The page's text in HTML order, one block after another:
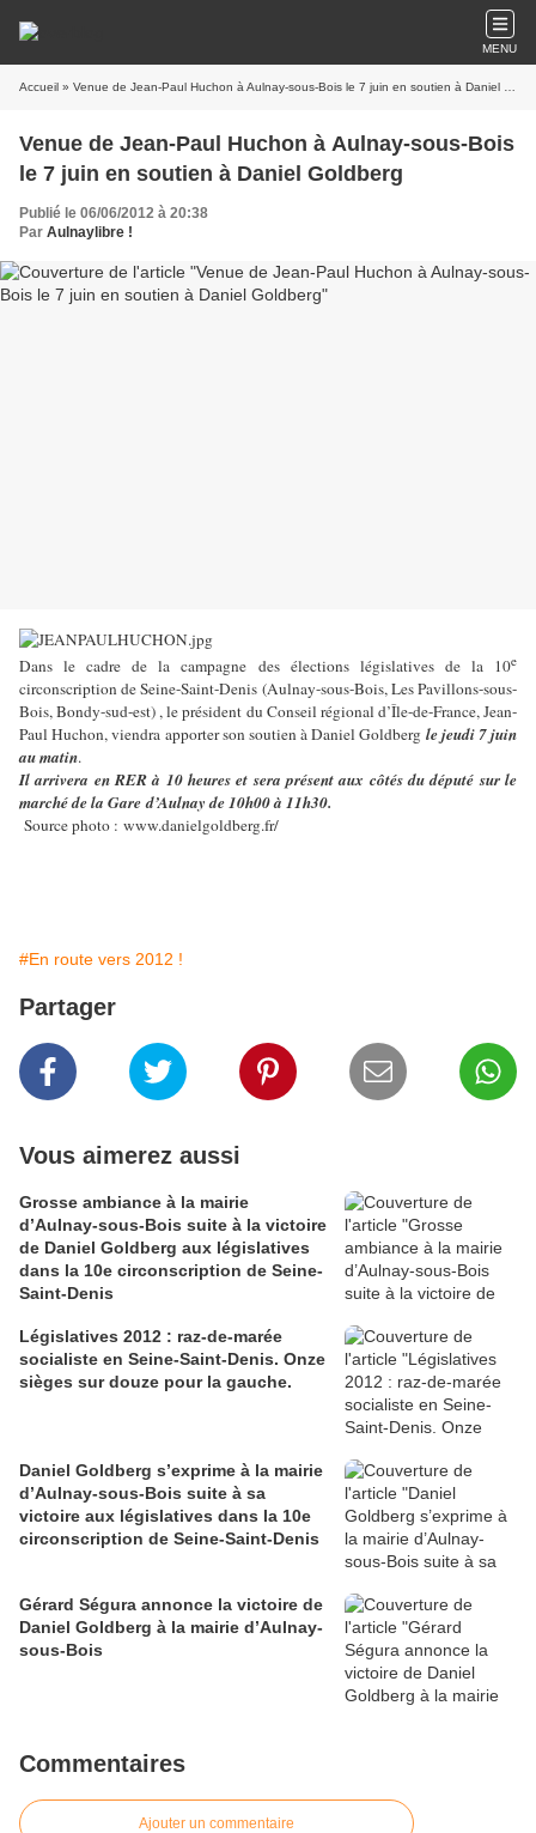
MENU
Accueil » Venue de Jean-Paul Huchon à Aulnay-sous-Bois le 7 juin en soutien à Daniel Goldberg
Venue de Jean-Paul Huchon à Aulnay-sous-Bois
le 7 juin en soutien à Daniel Goldberg
Publié le 06/06/2012 à 20:38
Par Aulnaylibre !
Dans le cadre de la campagne des élections législatives de la 10e
circonscription de Seine-Saint-Denis (Aulnay-sous-Bois, Les Pavillons-sous-
Bois, Bondy-sud-est) , le président du Conseil régional d’Île-de-France, Jean-
Paul Huchon, viendra apporter son soutien à Daniel Goldberg le jeudi 7 juin
au matin.
Il arrivera en RER à 10 heures et sera présent aux côtés du député sur le
marché de la Gare d’Aulnay de 10h00 à 11h30.
Source photo : www.danielgoldberg.fr/
#En route vers 2012 !
Partager
Vous aimerez aussi
Grosse ambiance à la mairie
d’Aulnay-sous-Bois suite à la victoire
de Daniel Goldberg aux législatives
dans la 10e circonscription de Seine-
Saint-Denis
Législatives 2012 : raz-de-marée
socialiste en Seine-Saint-Denis. Onze
sièges sur douze pour la gauche.
Daniel Goldberg s’exprime à la mairie
d’Aulnay-sous-Bois suite à sa
victoire aux législatives dans la 10e
circonscription de Seine-Saint-Denis
Gérard Ségura annonce la victoire de
Daniel Goldberg à la mairie d’Aulnay-
sous-Bois
Commentaires
Ajouter un commentaire